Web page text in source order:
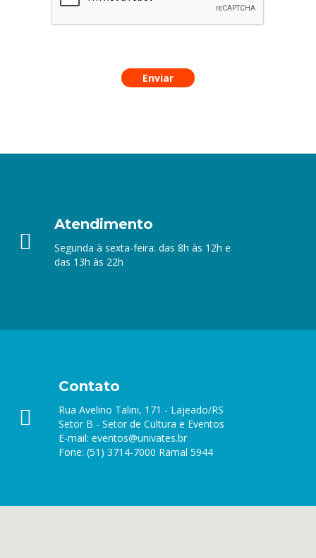
Enviar
Atendimento
Segunda à sexta-feira: das 8h às 12h e
das 13h às 22h
Contato
Rua Avelino Talini, 171 - Lajeado/RS
Setor B - Setor de Cultura e Eventos
E-mail: eventos@univates.br
Fone: (51) 3714-7000 Ramal 5944